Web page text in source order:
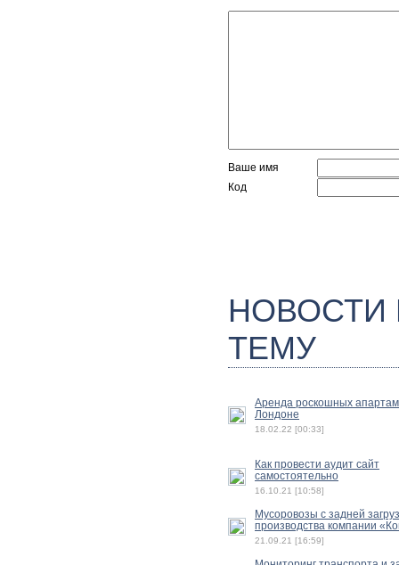
Ваше имя
Код
ТЕМУ
Аренда роскошных
Лондоне
18.02.22 [00:33]
Как провести аудит сайт
самостоятельно
16.10.21 [10:58]
Мусоровозы с задней
производства компании
21.09.21 [16:59]